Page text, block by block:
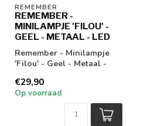
REMEMBER
REMEMBER -
MINILAMPJE 'FILOU' -
GEEL - METAAL - LED
Remember - Minilampje
'Filou' - Geel - Metaal -
€29,90
Op voorraad